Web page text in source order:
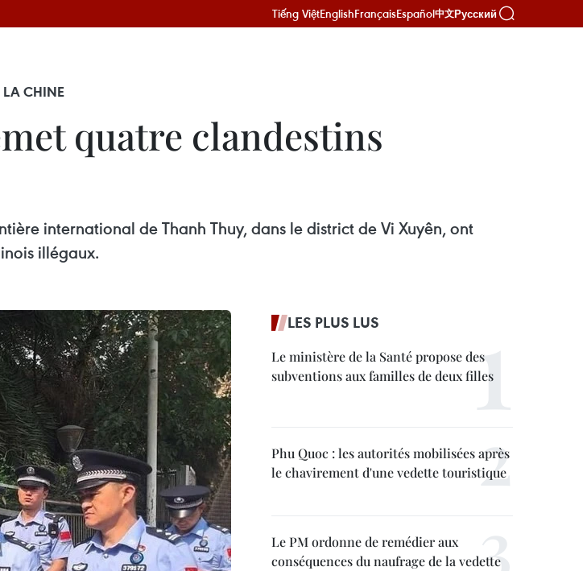
Tiếng ViệtEnglishFrançaisEspañol中文Русский
LA CHINE
quatre clandestins
international de Thanh Thuy, dans le district de Vi Xuyên, ont
illégaux.
LES PLUS LUS
Le ministère de la Santé propose des
subventions aux familles de deux filles
Phu Quoc : les autorités mobilisées après
le chavirement d'une vedette touristique
Le PM ordonne de remédier aux
conséquences du naufrage de la vedette